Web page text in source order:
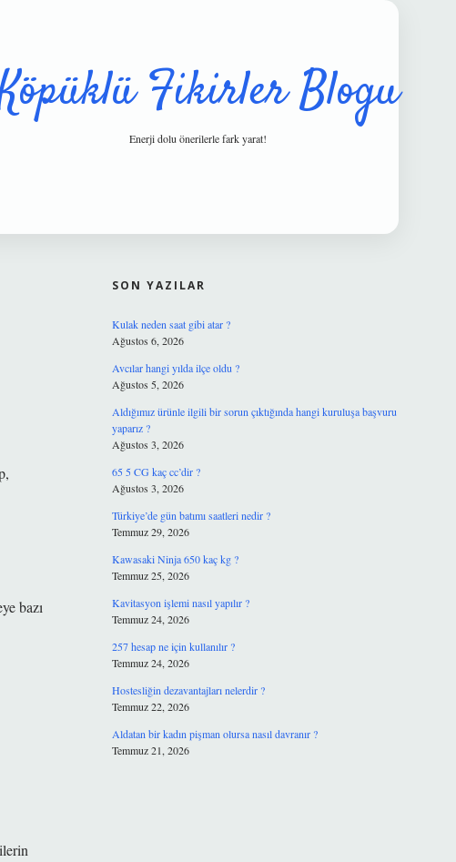
Fikirler Blogu
Enerji dolu önerilerle fark yarat!
bazı
SON YAZILAR
Kulak neden saat gibi atar ?
Ağustos 6, 2026
Avcılar hangi yılda ilçe oldu ?
Ağustos 5, 2026
Aldığımız ürünle ilgili bir sorun çıktığında hangi kuruluşa başvuru
yaparız ?
Ağustos 3, 2026
65 5 CG kaç cc’dir ?
Ağustos 3, 2026
Türkiye’de gün batımı saatleri nedir ?
Temmuz 29, 2026
Kawasaki Ninja 650 kaç kg ?
Temmuz 25, 2026
Kavitasyon işlemi nasıl yapılır ?
Temmuz 24, 2026
257 hesap ne için kullanılır ?
Temmuz 24, 2026
Hostesliğin dezavantajları nelerdir ?
Temmuz 22, 2026
Aldatan bir kadın pişman olursa nasıl davranır ?
Temmuz 21, 2026